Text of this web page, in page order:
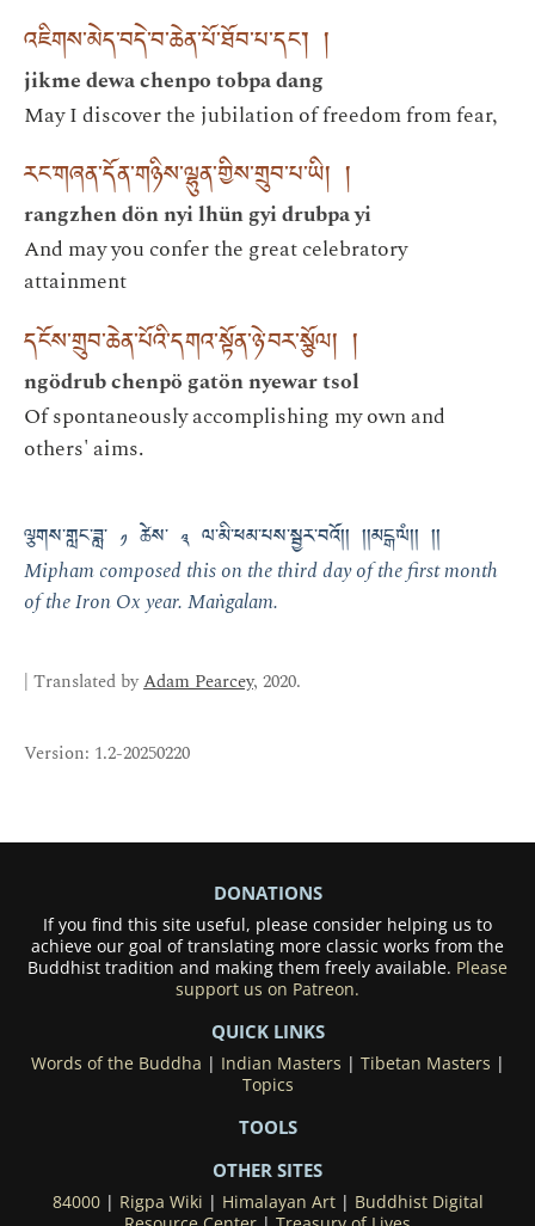
འཇིགས་མེད་བདེ་བ་ཆེན་པོ་ཐོབ་པ་དང་། །
jikme dewa chenpo tobpa dang
May I discover the jubilation of freedom from fear,
རང་གཞན་དོན་གཉིས་ལྷུན་གྱིས་གྲུབ་པ་ཡི། །
rangzhen dön nyi lhün gyi drubpa yi
And may you confer the great celebratory
attainment
དངོས་གྲུབ་ཆེན་པོའི་དགའ་སྟོན་ཉེ་བར་སྩོལ། །
ngödrub chenpö gatön nyewar tsol
Of spontaneously accomplishing my own and
others' aims.
ལྕགས་གླང་ཟླ་ ༡ ཚེས་ ༣ ལ་མི་ཕམ་པས་སྦྱར་བའོ།། །།མངྒ་ལཾ།། །།
Mipham composed this on the third day of the first month
of the Iron Ox year. Maṅgalam.
| Translated byAdam Pearcey, 2020.
Version: 1.2-20250220
DONATIONS
If you find this site useful, please consider helping us to
achieve our goal of translating more classic works from the
Buddhist tradition and making them freely available. Please
support us on Patreon.
QUICK LINKS
Words of the Buddha | Indian Masters | Tibetan Masters |
Topics
TOOLS
OTHER SITES
84000| Rigpa Wiki | Himalayan Art| Buddhist Digital